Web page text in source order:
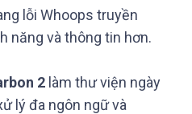
lỗi Whoops truyền
năng và thông tin hơn.
2 làm thư viện ngày
lý đa ngôn ngữ và